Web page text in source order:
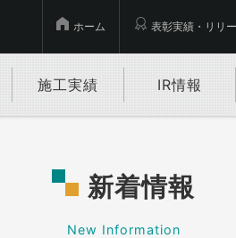
ホーム 表彰実績・リリ
施工実績 IR情報
新着情報
New Information